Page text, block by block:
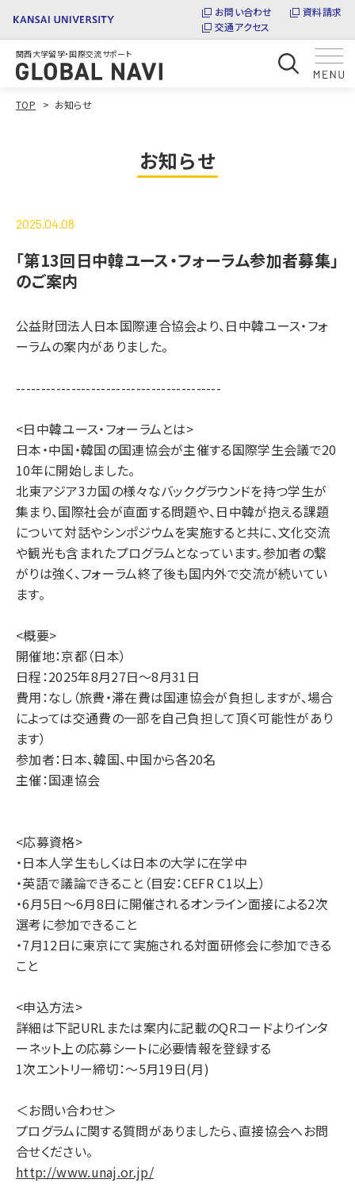
お問い合わせ
資料請求
交通アクセス
関西大学留学・国際交流サポート
TOP お知らせ
お知らせ
2025.04.08
「第13回日中韓ユース・フォーラム参加者募集」
のご案内
公益財団法人日本国際連合協会より、日中韓ユース・フォ
ーラムの案内がありました。
-----------------------------------------
<日中韓ユース・フォーラムとは>
日本・中国・韓国の国連協会が主催する国際学生会議で20
10年に開始しました。
北東アジア3カ国の様々なバックグラウンドを持つ学生が
集まり、国際社会が直面する問題や、日中韓が抱える課題
について対話やシンポジウムを実施すると共に、文化交流
や観光も含まれたプログラムとなっています。参加者の繋
がりは強く、フォーラム終了後も国内外で交流が続いてい
ます。
<概要>
開催地：京都（日本）
日程：2025年8月27日～8月31日
費用：なし（旅費・滞在費は国連協会が負担しますが、場合
によっては交通費の一部を自己負担して頂く可能性があり
ます）
参加者：日本、韓国、中国から各20名
主催：国連協会
<応募資格>
・日本人学生もしくは日本の大学に在学中
・英語で議論できること（目安：CEFR C1以上）
・6月5日～6月8日に開催されるオンライン面接による2次
選考に参加できること
・7月12日に東京にて実施される対面研修会に参加できる
こと
<申込方法>
詳細は下記URLまたは案内に記載のQRコードよりインタ
ーネット上の応募シートに必要情報を登録する
1次エントリー締切：～5月19日(月)
＜お問い合わせ＞
プログラムに関する質問がありましたら、直接協会へお問
合せください。
http://www.unaj.or.jp/